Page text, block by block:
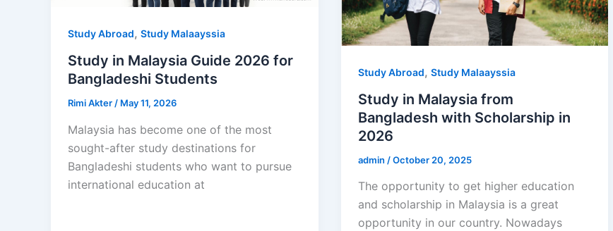
Study Abroad, Study Malaayssia
Study in Malaysia Guide 2026 for
Bangladeshi Students
Rimi Akter / May 11, 2026
Malaysia has become one of the most
sought-after study destinations for
Bangladeshi students who want to pursue
international education at
Study Abroad, Study Malaayssia
Study in Malaysia from
Bangladesh with Scholarship in
2026
admin /October 20, 2025
The opportunity to get higher education
and scholarship in Malaysia is a great
opportunity in our country. Nowadays